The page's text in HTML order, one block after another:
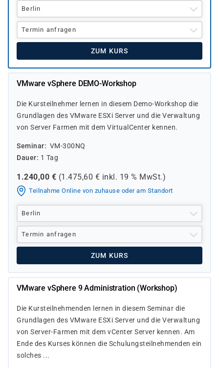
Berlin
Termin anfragen
ZUM KURS
VMware vSphere DEMO-Workshop
Die Kursteilnehmer lernen in diesem Demo-Workshop die
Grundlagen des VMware ESXi Server und die Verwaltung
von Server Farmen mit dem VirtualCenter kennen.
Seminar
VM-300NQ
Dauer
1 Tag
1.240,00 € (1.475,60 € inkl. 19 % MwSt.)
Teilnahme Online von zuhause oder am Standort
Berlin
Termin anfragen
ZUM KURS
VMware vSphere 9 Administration (Workshop)
Die Kursteilnehmenden lernen in diesem Seminar die
Grundlagen des VMware ESXi Server und die Verwaltung
von Server-Farmen mit dem vCenter Server kennen. Am
Ende des Kurses können die Schulungsteilnehmenden ein
solches ...